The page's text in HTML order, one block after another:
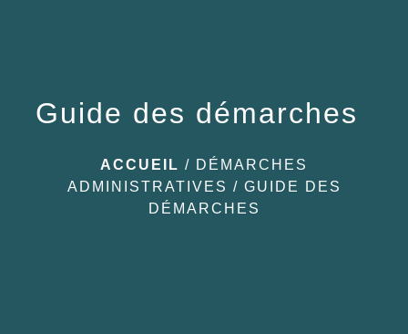
Guide des démarches
ACCUEIL / DÉMARCHES
ADMINISTRATIVES / GUIDE DES
DÉMARCHES